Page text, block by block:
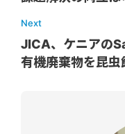
Next
JICA、ケニアの
有機廃棄物を昆